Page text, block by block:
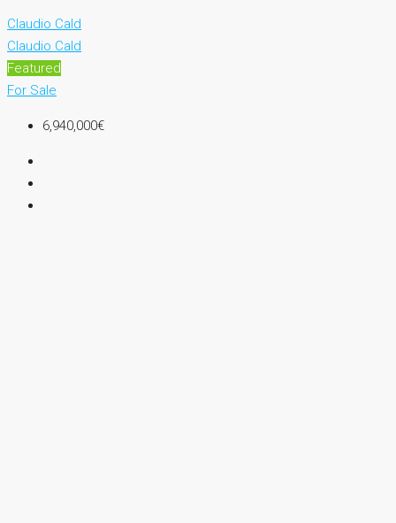
Claudio Cald
Claudio Cald
Featured
For Sale
6,940,000€